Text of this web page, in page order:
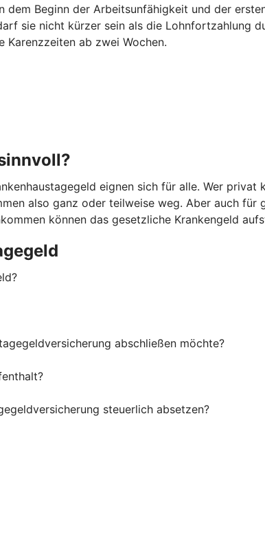
Beginn der Arbeitsunfähigkeit und der
sie nicht kürzer sein als die Lohnfortzahlung
ab zwei Wochen.
eignen sich für alle. Wer
also ganz oder teilweise weg. Aber auch
können das gesetzliche Krankengeld
abschließen möchte?
steuerlich absetzen?